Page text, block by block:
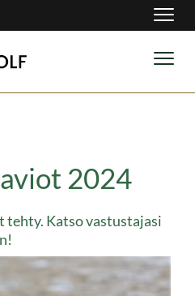
2024
tehty. Katso vastustajasi